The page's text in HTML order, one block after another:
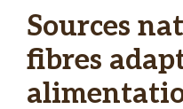
Sources
fibres